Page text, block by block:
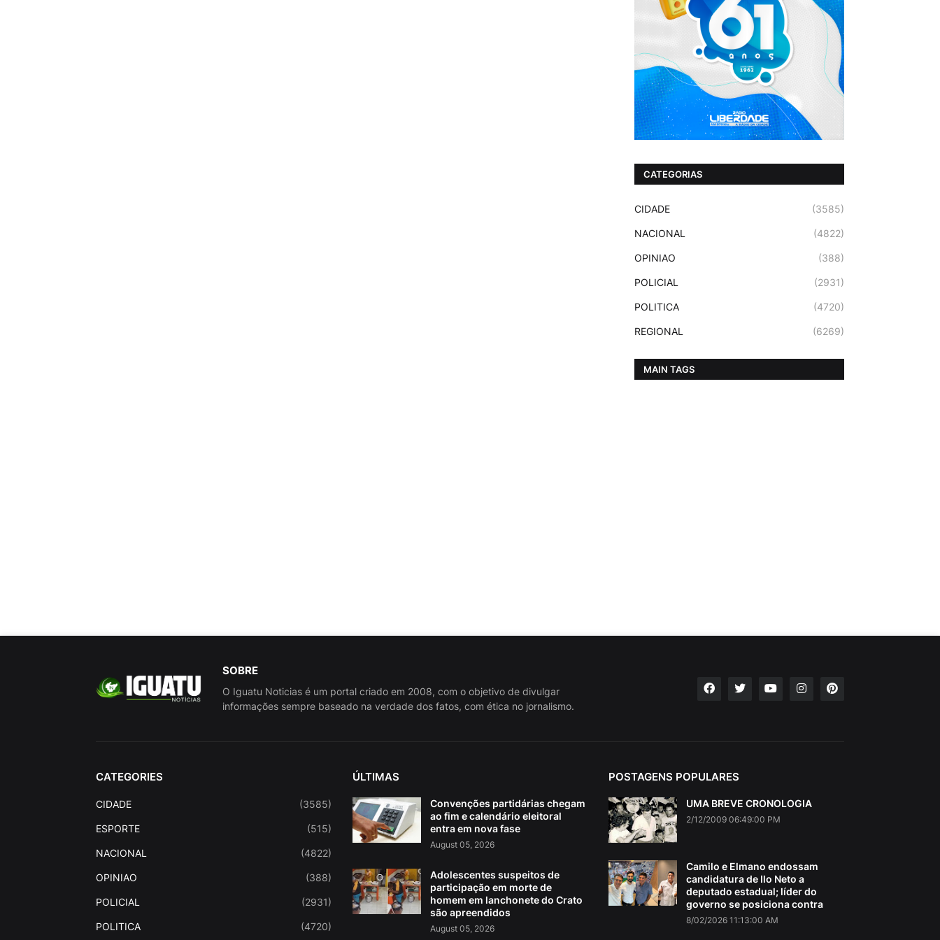
CATEGORIAS
CIDADE (3585)
NACIONAL (4822)
OPINIAO (388)
POLICIAL (2931)
POLITICA (4720)
REGIONAL (6269)
MAIN TAGS
SOBRE
O Iguatu Noticias é um portal criado em 2008, com o objetivo de divulgar
informações sempre baseado na verdade dos fatos, com ética no jornalismo.
CATEGORIES
CIDADE (3585)
ESPORTE (515)
NACIONAL (4822)
OPINIAO (388)
POLICIAL (2931)
POLITICA (4720)
ÚLTIMAS
Convenções partidárias chegam
ao fim e calendário eleitoral
entra em nova fase
August 05, 2026
Adolescentes suspeitos de
participação em morte de
homem em lanchonete do Crato
são apreendidos
August 05, 2026
POSTAGENS POPULARES
UMA BREVE CRONOLOGIA
2/12/2009 06:49:00 PM
Camilo e Elmano endossam
candidatura de Ilo Neto a
deputado estadual; líder do
governo se posiciona contra
8/02/2026 11:13:00 AM